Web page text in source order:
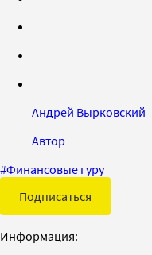
Андрей Вырковский
Автор
#Финансовые гуру
Подписаться
Информация: